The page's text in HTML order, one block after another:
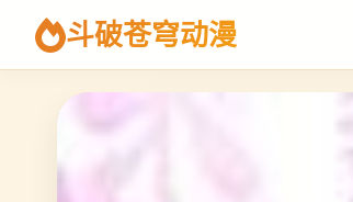
斗破苍穹动漫